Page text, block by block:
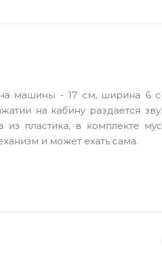
машины - 17 см, ширина 6
на кабину раздается
пластика, в комплекте
и может ехать сама.